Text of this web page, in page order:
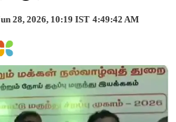
28, 2026, 10:19 IST 4:49:42 AM